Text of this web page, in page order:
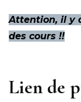
Attention, il y
des cours !!
Lien de